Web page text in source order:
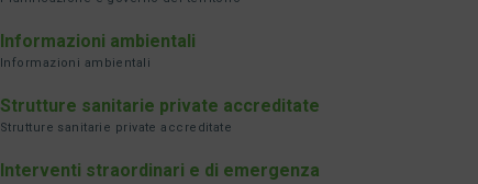
Informazioni ambientali
Informazioni ambientali
Strutture sanitarie private accreditate
Strutture sanitarie private accreditate
Interventi straordinari e di emergenza